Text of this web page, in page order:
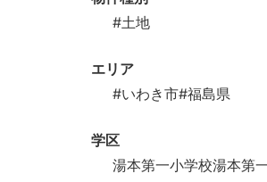
#土地
エリア
#いわき市#福島県
学区
湯本第一小学校湯本第